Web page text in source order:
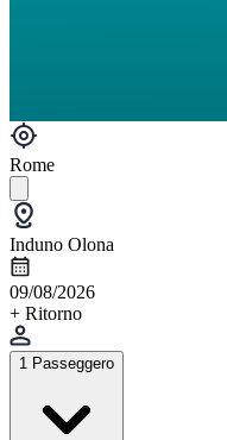
Rome
Induno Olona
09/08/2026
+ Ritorno
1 Passeggero